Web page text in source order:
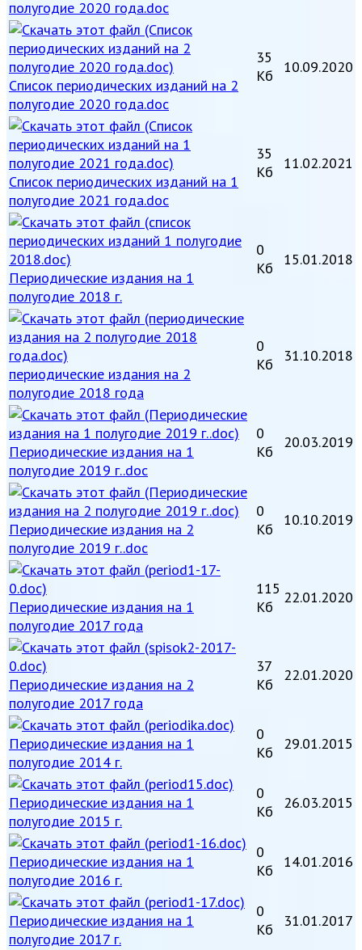
полугодие 2020 года.doc
Список периодических изданий на 2
полугодие 2020 года.doc
35
Кб
10.09.2020
Список периодических изданий на 1
полугодие 2021 года.doc
35
Кб
11.02.2021
Периодические издания на 1
полугодие 2018 г.
0
Кб
15.01.2018
периодические издания на 2
полугодие 2018 года
0
Кб
31.10.2018
Периодические издания на 1
полугодие 2019 г..doc
0
Кб
20.03.2019
Периодические издания на 2
полугодие 2019 г..doc
0
Кб
10.10.2019
Периодические издания на 1
полугодие 2017 года
115
Кб
22.01.2020
Периодические издания на 2
полугодие 2017 года
37
Кб
22.01.2020
Периодические издания на 1
полугодие 2014 г.
0
Кб
29.01.2015
Периодические издания на 1
полугодие 2015 г.
0
Кб
26.03.2015
Периодические издания на 1
полугодие 2016 г.
0
Кб
14.01.2016
Периодические издания на 1
полугодие 2017 г.
0
Кб
31.01.2017